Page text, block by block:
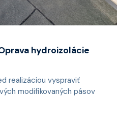
hydroizolácie
realizáciou vyspraviť
modifikovaných pásov